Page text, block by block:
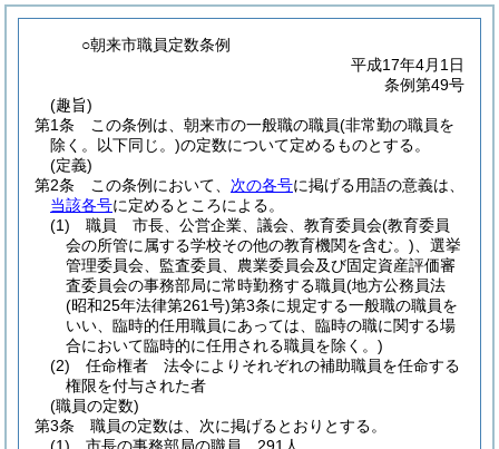
○朝来市職員定数条例
平成17年4月1日
条例第49号
(趣旨)
第1条
この条例は、朝来市の一般職の職員(非常勤の職員を
除く。以下同じ。)の定数について定めるものとする。
(定義)
第2条
この条例において、 次の各号に掲げる用語の意義は、
当該各号に定めるところによる。
(1)
職員 市長、公営企業、議会、教育委員会(教育委員
会の所管に属する学校その他の教育機関を含む。) 、選挙
管理委員会、監査委員、農業委員会及び固定資産評価審
査委員会の事務部局に常時勤務する職員(地方公務員法
(昭和25年法律第261号)第3条に規定する一般職の職員を
いい、臨時的任用職員にあっては、臨時の職に関する場
合において臨時的に任用される職員を除く。)
(2)
任命権者 法令によりそれぞれの補助職員を任命する
権限を付与された者
(職員の定数)
第3条
職員の定数は、次に掲げるとおりとする。